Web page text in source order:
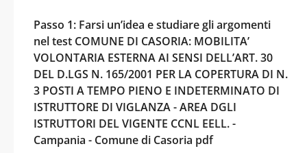
Passo 1: Farsi un’idea e studiare gli argomenti
nel test COMUNE DI CASORIA: MOBILITA’
VOLONTARIA ESTERNA AI SENSI DELL’ART. 30
DEL D.LGS N. 165/2001 PER LA COPERTURA DI N.
3 POSTI A TEMPO PIENO E INDETERMINATO DI
ISTRUTTORE DI VIGLANZA - AREA DGLI
ISTRUTTORI DEL VIGENTE CCNL EELL. -
Campania - Comune di Casoria pdf